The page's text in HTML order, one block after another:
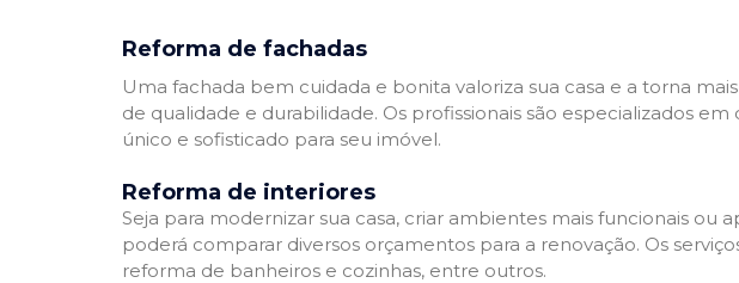
Reforma de fachadas
Uma fachada bem cuidada e bonita valoriza sua casa e a torna
de qualidade e durabilidade. Os profissionais são especializados
único e sofisticado para seu imóvel.
Reforma de interiores
Seja para modernizar sua casa, criar ambientes mais funcionais
poderá comparar diversos orçamentos para a renovação. Os
reforma de banheiros e cozinhas, entre outros.